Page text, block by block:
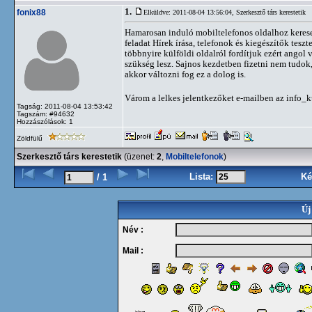
fonix88
Tagság: 2011-08-04 13:53:42
Tagszám: #94632
Hozzászólások: 1
1. Elküldve: 2011-08-04 13:56:04, Szerkesztő társ kerestetik
Hamarosan induló mobiltelefonos oldalhoz
feladat Hírek írása, telefonok és kiegészítők
többnyire külföldi oldalról fordítjuk ezért angol
szükség lesz. Sajnos kezdetben fizetni nem
akkor változni fog ez a dolog is.
Várom a lelkes jelentkezőket e-mailben az
Zöldfülű
Szerkesztő társ kerestetik (üzenet: 2, Mobiltelefonok)
/ 1 Lista:
Új
Név :
Mail :